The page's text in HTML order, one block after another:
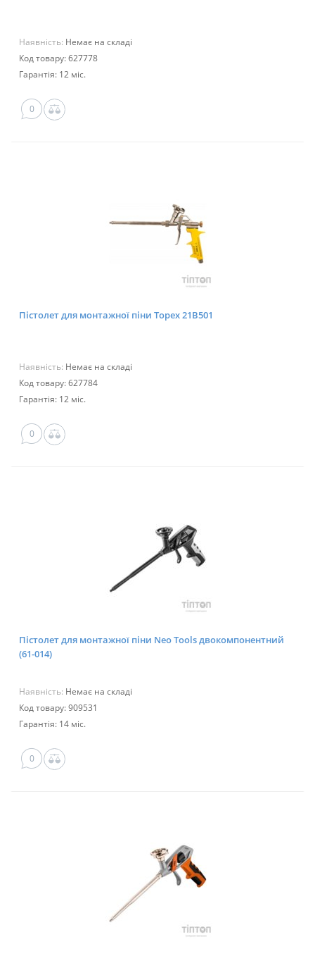
Наявність: Немає на складі
Код товару: 627778
Гарантія: 12 міс.
0
Пістолет для монтажної піни Topex 21B501
Наявність: Немає на складі
Код товару: 627784
Гарантія: 12 міс.
0
Пістолет для монтажної піни Neo Tools двокомпонентний
(61-014)
Наявність: Немає на складі
Код товару: 909531
Гарантія: 14 міс.
0